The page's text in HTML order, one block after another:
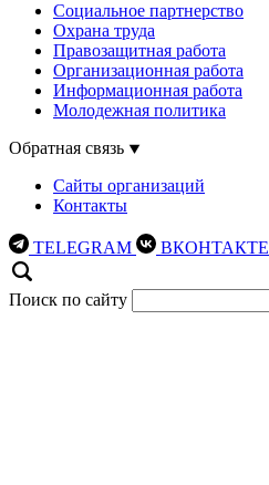
Социальное партнерство
Охрана труда
Правозащитная работа
Организационная работа
Информационная работа
Молодежная политика
Обратная связь
Сайты организаций
Контакты
TELEGRAM ВКОНТАКТЕ
Поиск по сайту